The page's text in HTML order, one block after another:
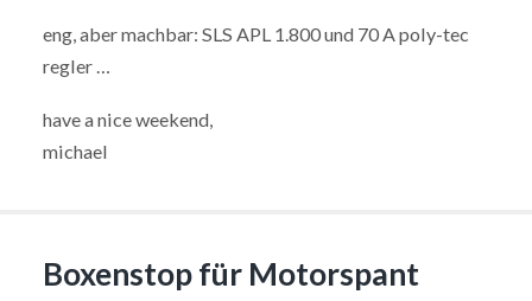
eng, aber machbar: SLS APL 1.800 und 70 A poly-tec
regler …
have a nice weekend,
michael
Boxenstop für Motorspant